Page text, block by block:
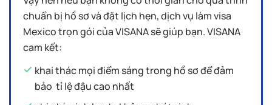
chuẩn bị hồ sơ và đặt lịch hẹn, dịch vụ làm visa
Mexico trọn gói của VISANA sẽ giúp bạn. VISANA
cam kết:
khai thác mọi điểm sáng trong hồ sơ để đảm
bảo tỉ lệ đậu cao nhất